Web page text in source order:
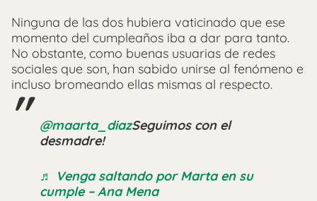
Ninguna de las dos hubiera vaticinado que ese
momento del cumpleaños iba a dar para tanto.
No obstante, como buenas usuarias de redes
sociales que son, han sabido unirse al fenómeno e
incluso bromeando ellas mismas al respecto.
@maarta_diazSeguimos con el
desmadre!
♬ Venga saltando por Marta en su
cumple – Ana Mena